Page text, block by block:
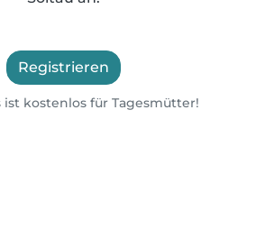
Registrieren
ist kostenlos für Tagesmütter!